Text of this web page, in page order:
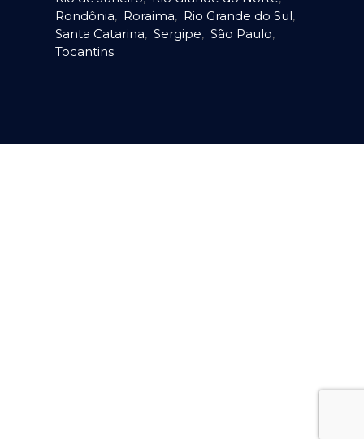
Rondônia, Roraima, Rio Grande do Sul,
Santa Catarina, Sergipe, São Paulo,
Tocantins.